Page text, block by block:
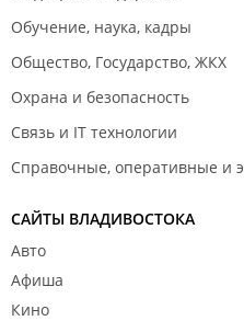
Обучение, наука, кадры
Общество, Государство, ЖКХ
Охрана и безопасность
Связь и IT технологии
Справочные, оперативные и
САЙТЫ ВЛАДИВОСТОКА
Авто
Афиша
Кино